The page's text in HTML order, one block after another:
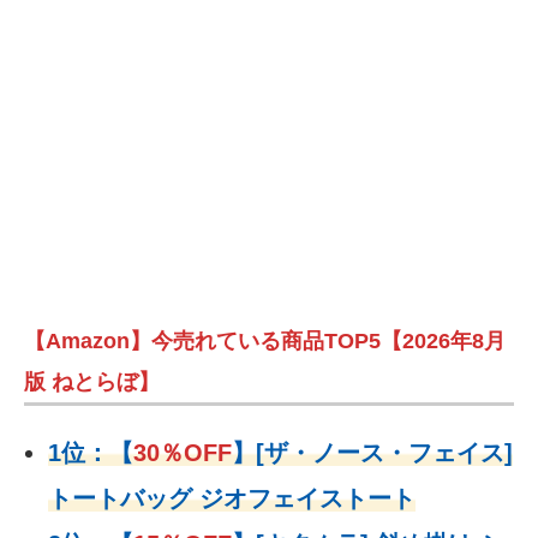
【Amazon】今売れている商品TOP5【2026年8月
版 ねとらぼ】
1位：【30％OFF】[ザ・ノース・フェイス]
トートバッグ ジオフェイストート